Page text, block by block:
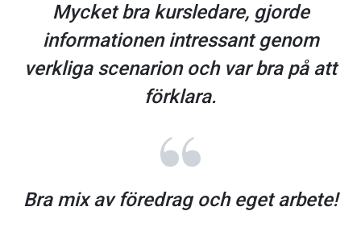
Mycket bra kursledare, gjorde
informationen intressant genom
verkliga scenarion och var bra på att
förklara.
Bra mix av föredrag och eget arbete!